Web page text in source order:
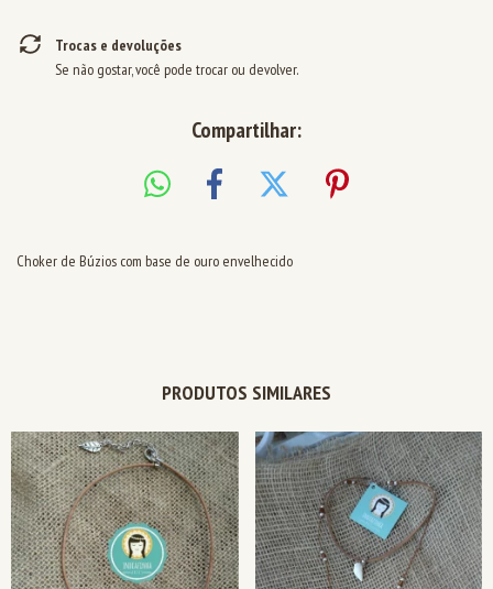
Trocas e devoluções
Se não gostar, você pode trocar ou devolver.
Compartilhar:
Choker de Búzios com base de ouro envelhecido
PRODUTOS SIMILARES